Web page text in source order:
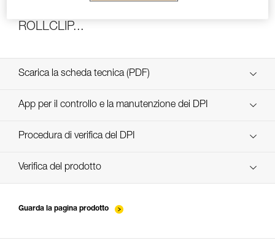
ROLLCLIP...
Scarica la scheda tecnica (PDF)
Technical Notice
App per il controllo e la manutenzione dei DPI
scopri ePPEcentre
Procedura di verifica del DPI
verif-EPI-poulies-procedure-IT
Verifica del prodotto
Guarda la pagina prodotto